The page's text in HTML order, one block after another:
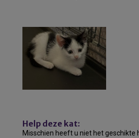
Help deze kat:
Misschien heeft u niet het geschikte